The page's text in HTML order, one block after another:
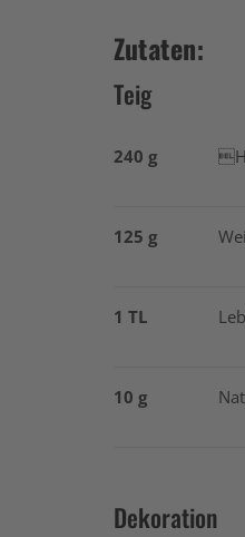
Zutaten:
Teig
240 g
125 g
1 TL
10 g
Dekoration